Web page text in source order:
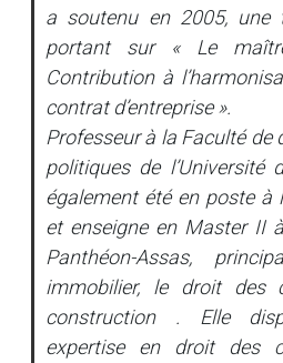
a soutenu en 2005, une
portant sur « Le
Contribution à
contrat d’entreprise».
Professeur à la Faculté de
politiques de l’Université
également été en poste à
et enseigne en Master II
Panthéon-Assas,
immobilier, le droit des
construction . Elle
expertise en droit des